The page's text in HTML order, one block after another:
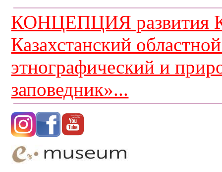
КОНЦЕПЦИЯ развития
Казахстанский
этнографический и
заповедник»...